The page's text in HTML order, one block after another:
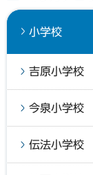
小学校
吉原小学校
今泉小学校
伝法小学校